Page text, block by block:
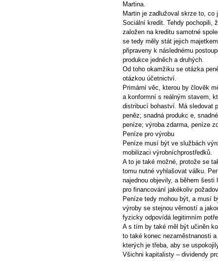
Martina.
Martin je zadlužoval skrze to,
Sociální kredit. Tehdy pochopili,
založen na kreditu samotné
se tedy měly stát jejich
připraveny k následnému
produkce jedněch a druhých.
Od toho okamžiku se otázka
otázkou účetnictví.
Primární věc, kterou by člověk
a konformní s reálným stavem,
distribucí bohaství. Má sledovat
peněz; snadná produkc e,
peníze; výroba zdarma, peníze
Peníze pro výrobu
Peníze musí být ve službách
mobilizaci výrobníchprostředků.
A to je také možné, protože se
tomu nutné vyhlašovat válku.
najednou objevily, a během
pro financování jakékoliv
Peníze tedy mohou být, a musí
výroby se stejnou věrností a
fyzicky odpovídá legitimním
A s tím by také měl být učiněn
to také konec nezaměstnanosti
kterých je třeba, aby se
Všichni kapitalisty – dividendy